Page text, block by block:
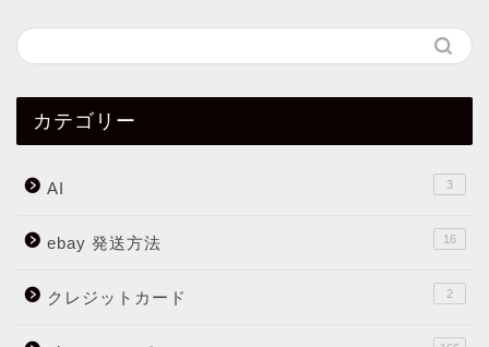
カテゴリー
AI 3
ebay 発送方法 16
クレジットカード 2